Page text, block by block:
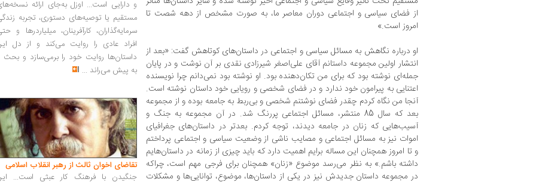
از فضای سیاسی و اجتماعی دوران معاصر ما، به صورت مشخص از دهه شصت تا
امروز است.»
او درباره نگاهش به مسائل سیاسی و اجتماعی در داستان‌های کوتاهش گفت: «بعد از
انتشار اولین مجموعه داستانم آقای علی‌اصغر شیرزادی نقدی بر آن نوشت و در پایان
جمله‌ای نوشته بود که برای من تکان‌دهنده بود. او نوشته بود نمی‌دانم چرا نویسنده
اعتنایی به پیرامون خود ندارد و در فضای شخصی و رویایی خود داستان نوشته است.
آنجا من نگاه کردم چقدر فضای نوشتنم شخصی و بی‌ربط به جامعه بوده و از مجموعه
بعد که سال 85 منتشر، مسائل اجتماعی پررنگ شد. در آن مجموعه به جنگ و
آسیب‌هایی که زنان در جامعه دیدند، توجه کردم. بعدتر در داستان‌های جغرافیای
اموات نیز به مسائل اجتماعی و مصایب ناشی از وضعیت سیاسی و اجتماعی پرداختم
و تا امروز همچنان این مساله برایم اهمیت دارد که باید چیزی از زمانه در داستان‌هایم
داشته باشم.» به نظر می‌رسد موضوع «زنان» همچنان برای فرجی مهم است، چراکه
در مجموعه داستان جدیدش نیز در یکی از داستان‌ها، موضوع، توانایی‌ها و مشکلات
و دارایی است... اوزل به‌جای ارائه
مستقیم یا توصیه‌های دستوری، تجربه
سرمایه‌گذاران، کارآفرینان، میلیاردرها و
افراد عادی را روایت می‌کند و از دل
داستان‌ها روایت خود را برمی‌سازد و بحث
به پیش می‌راند ...
تقاضای اخوان ثالث از رهبر انقلاب اسلامی
جنگیدن با فرهنگ کار عبثی است...